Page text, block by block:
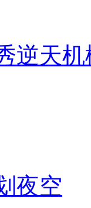
逆天机
夜空